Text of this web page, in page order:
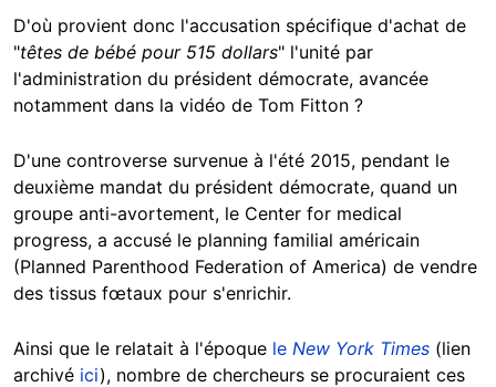
D'où provient donc l'accusation spécifique d'achat de
"têtes de bébé pour 515 dollars" l'unité par
l'administration du président démocrate, avancée
notamment dans la vidéo de Tom Fitton ?
D'une controverse survenue à l'été 2015, pendant le
deuxième mandat du président démocrate, quand un
groupe anti-avortement, le Center for medical
progress, a accusé le planning familial américain
(Planned Parenthood Federation of America) de vendre
des tissus fœtaux pour s'enrichir.
Ainsi que le relatait à l'époque le New York Times (lien
archivé ici), nombre de chercheurs se procuraient ces